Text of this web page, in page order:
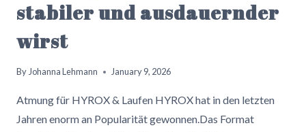
stabiler und ausdauernder
wirst
ByJohanna Lehmann January 9, 2026
Atmung für HYROX & Laufen HYROX hat in den letzten
Jahren enorm an Popularität gewonnen.Das Format